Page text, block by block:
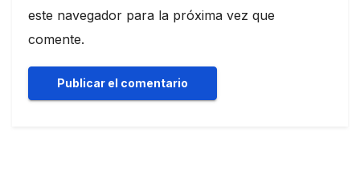
este navegador para la próxima vez que
comente.